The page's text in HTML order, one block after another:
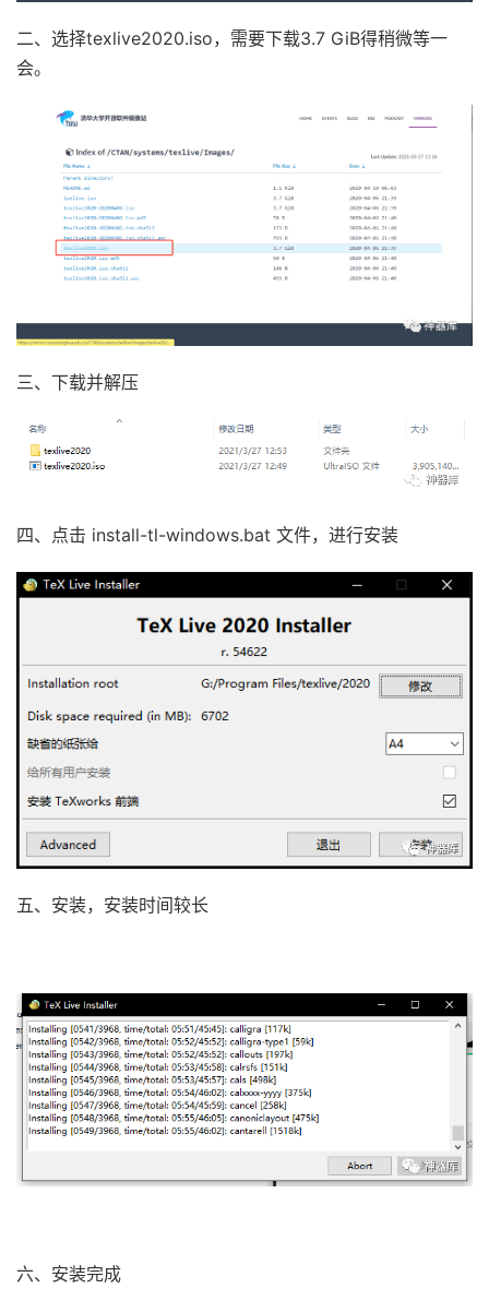
二、选择texlive2020.iso，需要下载3.7 GiB得稍微等一
会。
三、下载并解压
四、点击 install-tl-windows.bat 文件，进行安装
五、安装，安装时间较长
六、安装完成